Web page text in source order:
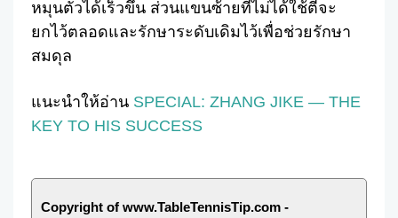
หมุนตัวได้เร็วขึ้น ส่วนแขนซ้ายที่ไม่ได้ใช้ตีจะ
ยกไว้ตลอดและรักษาระดับเดิมไว้เพื่อช่วยรักษา
สมดุล
แนะนำให้อ่าน SPECIAL: ZHANG JIKE — THE
KEY TO HIS SUCCESS
Copyright of www.TableTennisTip.com -